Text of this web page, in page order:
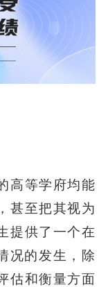
等学府均能
甚至把其视为
提供了一个在
况的发生，除
估和衡量方面